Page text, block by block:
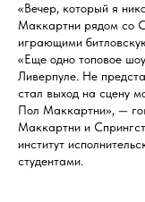
«Вечер, который я
Маккартни рядом со
играющими
«Еще одно топовое
Ливерпуле. Не
стал выход на сцену
Пол Маккартни», —
Маккартни и
институт
студентами.